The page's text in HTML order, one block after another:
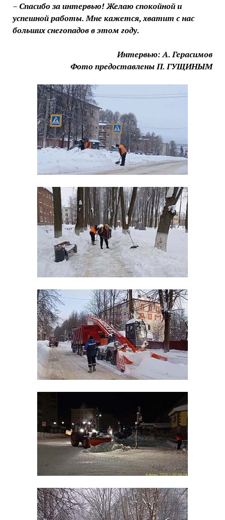
– Спасибо за интервью! Желаю спокойной и
успешной работы. Мне кажется, хватит с нас
больших снегопадов в этом году.
Интервью: А. Герасимов
Фото предоставлены П. ГУЩИНЫМ